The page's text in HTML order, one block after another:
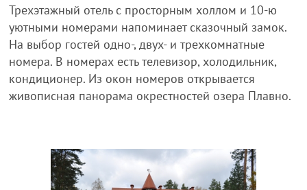
Трехэтажный отель с просторным холлом и 10-ю
уютными номерами напоминает сказочный замок.
На выбор гостей одно-, двух- и трехкомнатные
номера. В номерах есть телевизор, холодильник,
кондиционер. Из окон номеров открывается
живописная панорама окрестностей озера Плавно.